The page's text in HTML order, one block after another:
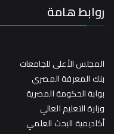
روابط هامة
المجلس الأعلى للجامعات
بنك المعرفة المصري
بوابة الحكومة المصرية
وزارة التعليم العالي
أكاديمية البحث العلمي